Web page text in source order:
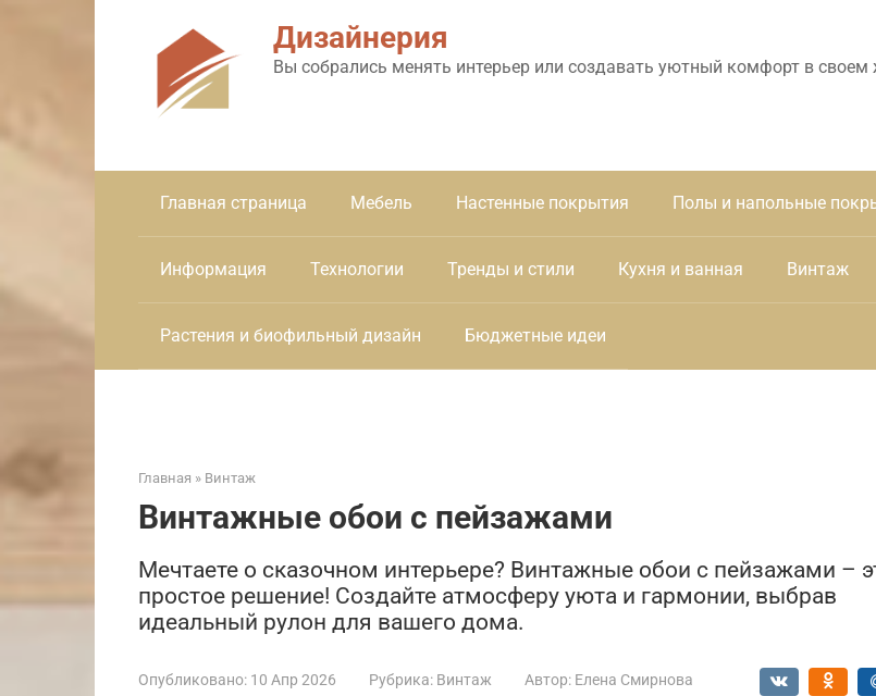
Дизайнерия
Вы собрались менять интерьер или создавать уютный комфорт в
Главная страница Мебель Настенные покрытия Полы и напольные
Информация Технологии Тренды и стили Кухня и ванная Винтаж
Растения и биофильный дизайн Бюджетные идеи
Главная » Винтаж
Винтажные обои с пейзажами
Мечтаете о сказочном интерьере? Винтажные обои с пейзажами –
простое решение! Создайте атмосферу уюта и гармонии, выбрав
идеальный рулон для вашего дома.
Опубликовано: 10 Апр 2026 Рубрика: Винтаж Автор: Елена Смирнова